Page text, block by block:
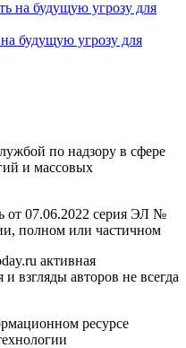
будущую угрозу для
по надзору в сфере
и массовых
от 07.06.2022 серия ЭЛ №
полном или частичном
активная
взгляды авторов не всегда
ресурсе